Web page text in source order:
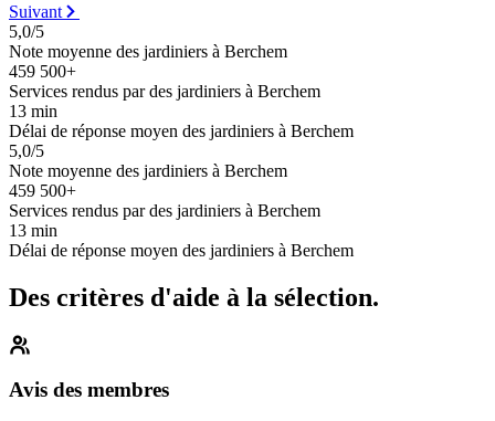
Suivant
5,0/5
Note moyenne des jardiniers à Berchem
459 500+
Services rendus par des jardiniers à Berchem
13 min
Délai de réponse moyen des jardiniers à Berchem
5,0/5
Note moyenne des jardiniers à Berchem
459 500+
Services rendus par des jardiniers à Berchem
13 min
Délai de réponse moyen des jardiniers à Berchem
Des critères d'aide à la sélection.
Avis des membres